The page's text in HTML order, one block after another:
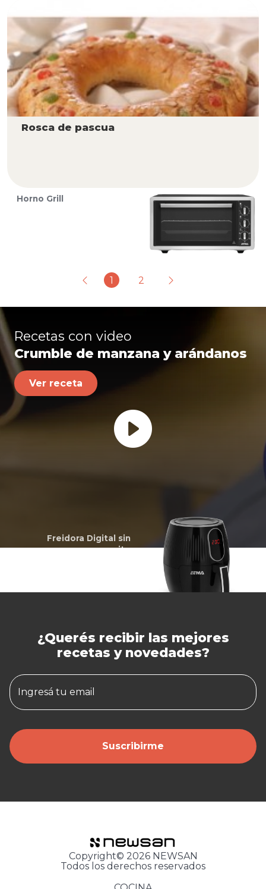
Rosca de pascua
Horno Grill
1 2
Recetas con video
Crumble de manzana y arándanos
Ver receta
Freidora Digital sin
aceite
¿Querés recibir las mejores
recetas y novedades?
Ingresá tu email
Suscribirme
Copyright© 2026 NEWSAN
Todos los derechos reservados